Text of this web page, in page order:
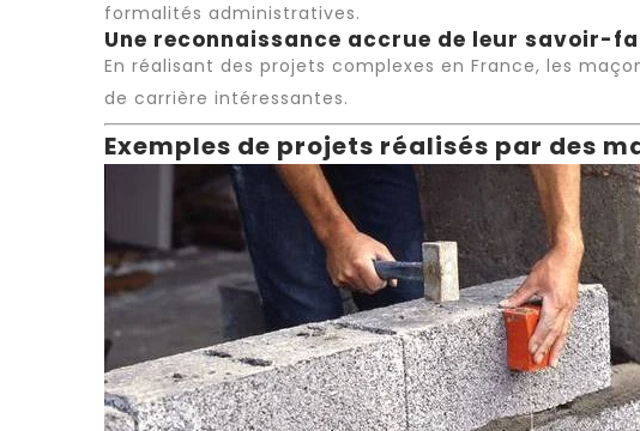
formalités administratives.
Une reconnaissance accrue de leur savoir-
En réalisant des projets complexes en France, les
de carrière intéressantes.
Exemples de projets réalisés par des